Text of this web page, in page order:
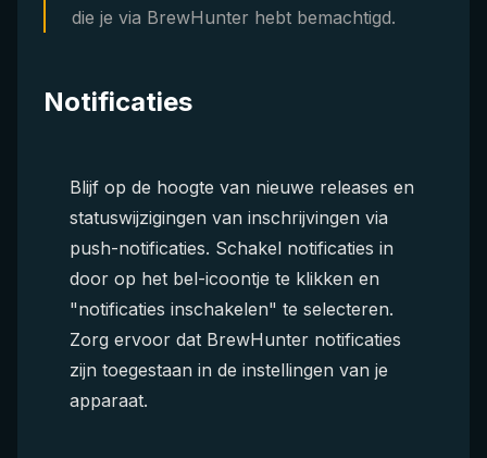
die je via BrewHunter hebt bemachtigd.
Notificaties
Blijf op de hoogte van nieuwe releases en
statuswijzigingen van inschrijvingen via
push-notificaties. Schakel notificaties in
door op het bel-icoontje te klikken en
"notificaties inschakelen" te selecteren.
Zorg ervoor dat BrewHunter notificaties
zijn toegestaan in de instellingen van je
apparaat.